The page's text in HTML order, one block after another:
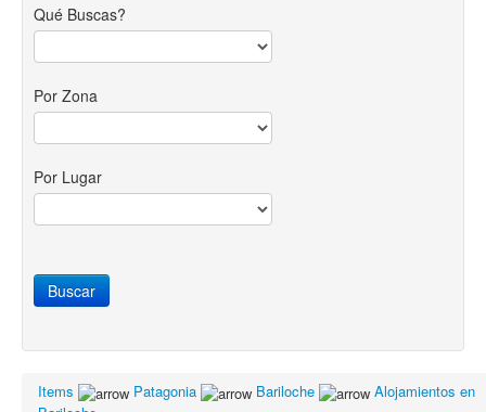
Qué Buscas?
Por Zona
Por Lugar
Items Patagonia Bariloche
Alojamientos en